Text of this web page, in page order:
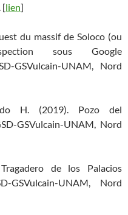
[lien]
du massif de Soloco (ou
sous Google
GSVulcain-UNAM, Nord
H. (2019). Pozo del
GSVulcain-UNAM, Nord
de los Palacios
GSVulcain-UNAM, Nord